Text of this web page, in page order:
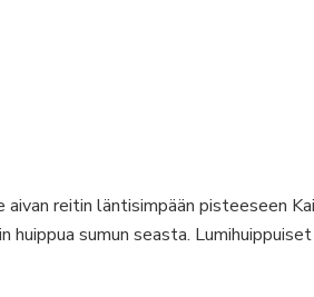
aivan reitin läntisimpään pisteeseen
huippua sumun seasta.